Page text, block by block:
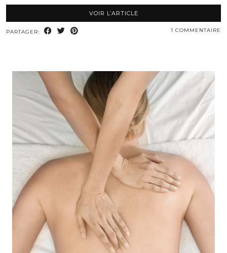
VOIR L’ARTICLE
PARTAGER: 1 COMMENTAIRE